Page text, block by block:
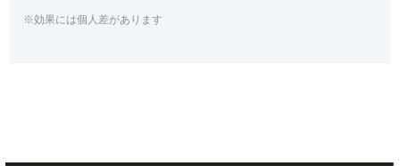
※効果には個人差があります